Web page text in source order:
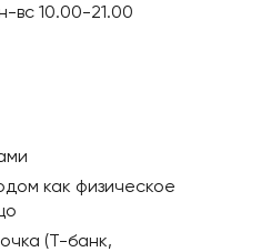
вс 10.00-21.00
как физическое
(Т-банк,